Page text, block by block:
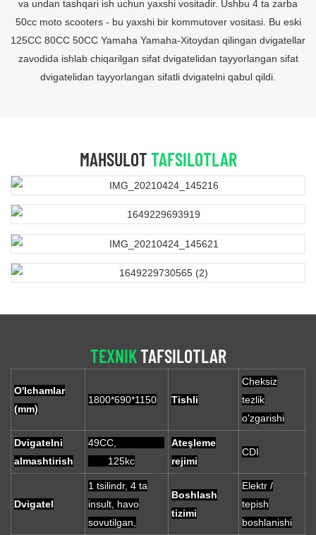
va undan tashqari ish uchun yaxshi vositadir. Ushbu 4 ta zarba
50cc moto scooters - bu yaxshi bir kommutover vositasi. Bu eski
125CC 80CC 50CC Yamaha Yamaha-Xitoydan qilingan dvigatellar
zavodida ishlab chiqarilgan sifat dvigatelidan tayyorlangan sifat
dvigatelidan tayyorlangan sifatli dvigatelni qabul qildi.
MAHSULOTTAFSILOTLAR
TEXNIKTAFSILOTLAR
O'lchamlar
(mm)
1800*690*1150 Tishli
Cheksiz
tezlik
o'zgarishi
Dvigatelni
almashtirish
49CC,
125kc
Ateşleme
rejimi
CDI
Dvigatel
1 tsilindr, 4 ta
insult, havo
sovutilgan,
Boshlash
tizimi
Elektr /
tepish
boshlanishi